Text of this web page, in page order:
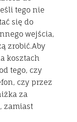
tego nie
się do
wejścia,
zrobić.Aby
kosztach
tego, czy
czy przez
za
zamiast